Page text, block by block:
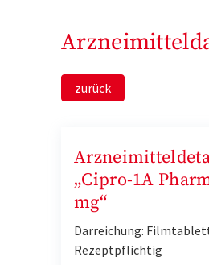
zurück
„Cipro-1A
mg“
Darreichung:
Rezeptpflichtig